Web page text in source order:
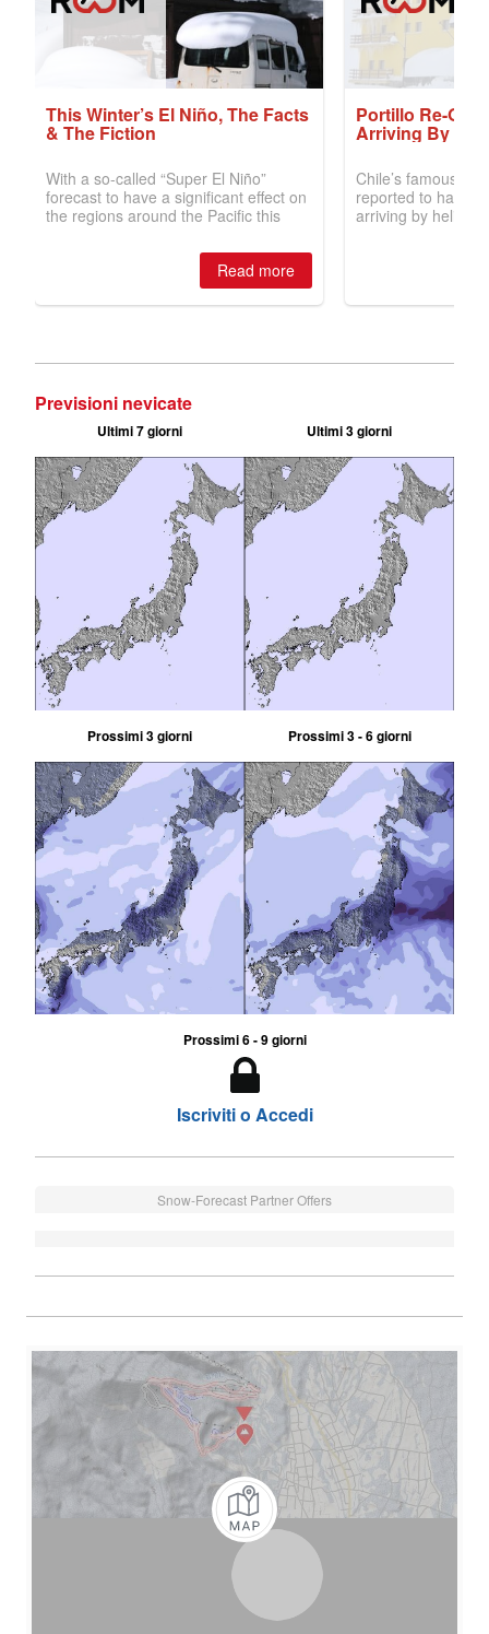
Previsioni nevicate
Ultimi 7 giorni Ultimi 3 giorni
Prossimi 3 giorni Prossimi 3 - 6 giorni
Prossimi 6 - 9 giorni
Iscriviti o Accedi
Snow-Forecast Partner Offers